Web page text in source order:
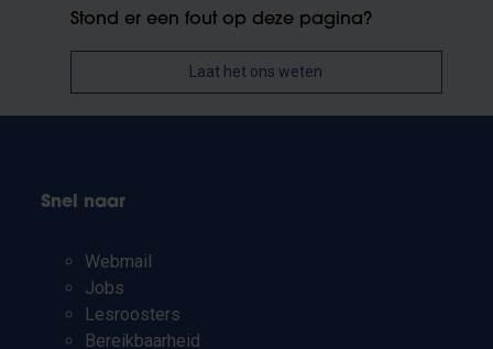
Stond er een fout op deze pagina?
Laat het ons weten
Snel naar
Webmail
Jobs
Lesroosters
Bereikbaarheid